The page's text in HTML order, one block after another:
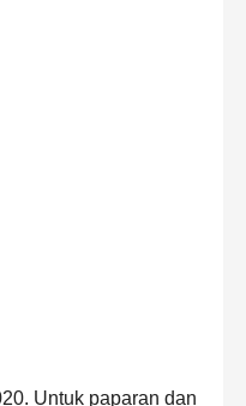
Untuk paparan dan